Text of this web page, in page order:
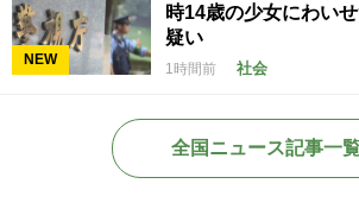
NEW
時14歳の少女にわい
疑い
1時間前 社会
全国ニュース記事一